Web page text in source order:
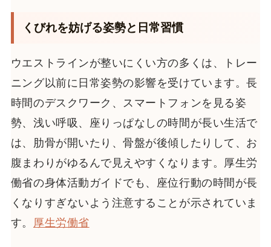
くびれを妨げる姿勢と日常習慣
ウエストラインが整いにくい方の多くは、トレー
ニング以前に日常姿勢の影響を受けています。長
時間のデスクワーク、スマートフォンを見る姿
勢、浅い呼吸、座りっぱなしの時間が長い生活で
は、肋骨が開いたり、骨盤が後傾したりして、お
腹まわりがゆるんで見えやすくなります。厚生労
働省の身体活動ガイドでも、座位行動の時間が長
くなりすぎないよう注意することが示されていま
す。
厚生労働省